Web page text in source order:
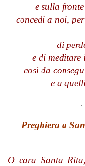
e sulla
concedi a noi,
di
e di meditare
così da
e a
Preghiera a
O cara Santa